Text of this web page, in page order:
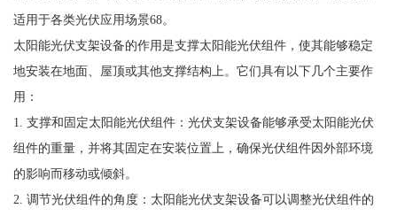
适用于各类光伏应用场景68。
太阳能光伏支架设备的作用是支撑太阳能光伏组件，使其能够稳定
地安装在地面、屋顶或其他支撑结构上。它们具有以下几个主要作
用：
1. 支撑和固定太阳能光伏组件：光伏支架设备能够承受太阳能光伏
组件的重量，并将其固定在安装位置上，确保光伏组件因外部环境
的影响而移动或倾斜。
2. 调节光伏组件的角度：太阳能光伏支架设备可以调整光伏组件的